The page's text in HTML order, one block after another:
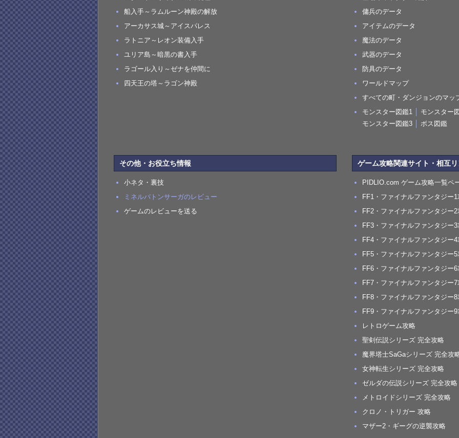
船入手～ラムルーン神殿の解放
アーカサス城～アイスパレス
ラトニア～レオン装備入手
ユリア島～暗黒の書入手
ラゴール入り～ゼナを仲間に
四天王の塔～ラゴン神殿
傭兵のデータ
アイテムのデータ
魔法のデータ
武器のデータ
防具のデータ
ワールドマップ
すべての町・ダンジョンのマッ
モンスター図鑑1
モンスター
モンスター図鑑3
ボス図鑑
その他・お役立ち情報
小ネタ・裏技
ミネルバトンサーガのレビュー
ゲームのレビューを送る
ゲーム攻略関連サイト・相互リ
PIDLIO.com ゲーム攻略一覧ペ
FF1・ファイナルファンタジー1
FF2・ファイナルファンタジー2
FF3・ファイナルファンタジー3
FF4・ファイナルファンタジー4
FF5・ファイナルファンタジー5
FF6・ファイナルファンタジー6
FF7・ファイナルファンタジー7
FF8・ファイナルファンタジー8
FF9・ファイナルファンタジー9
レトロゲーム攻略
聖剣伝説シリーズ 完全攻略
魔界塔士SaGaシリーズ 完全攻
女神転生シリーズ 完全攻略
ゼルダの伝説シリーズ 完全攻略
メトロイドシリーズ 完全攻略
クロノ・トリガー 攻略
マザー2・ギーグの逆襲攻略